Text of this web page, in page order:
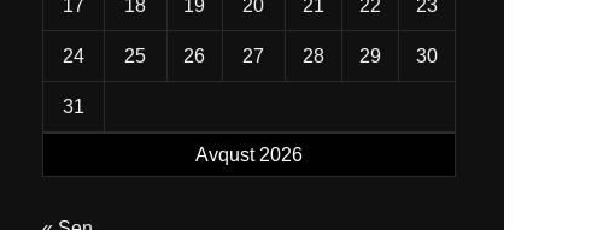
Avqust 2026
17 18 19 20 21 22 23
24 25 26 27 28 29 30
31